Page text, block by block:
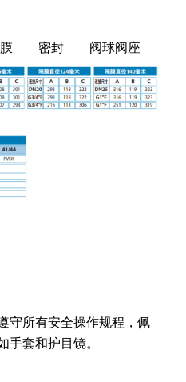
密封 阀球阀座
守所有安全操作规程，佩
手套和护目镜。